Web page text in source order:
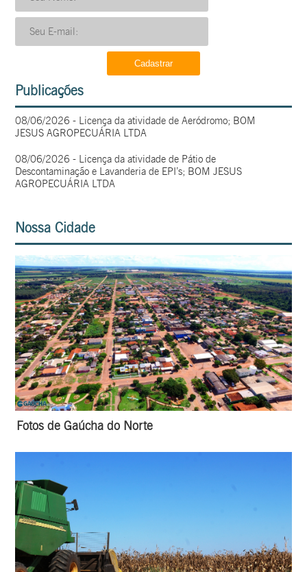
Publicações
08/06/2026 - Licença da atividade de Aeródromo; BOM
JESUS AGROPECUÁRIA LTDA
08/06/2026 - Licença da atividade de Pátio de
Descontaminação e Lavanderia de EPI’s; BOM JESUS
AGROPECUÁRIA LTDA
Nossa Cidade
Fotos de Gaúcha do Norte